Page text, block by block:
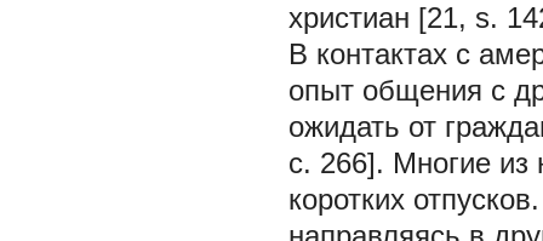
христиан [21, s.
В контактах с
опыт общения с
ожидать от
c. 266]. Многие из
коротких